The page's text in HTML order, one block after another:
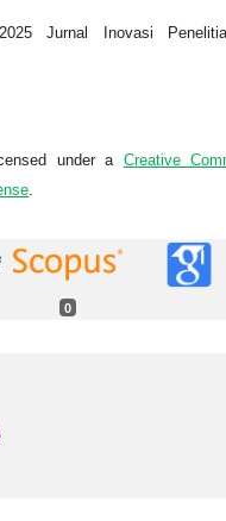
Jurnal Inovasi
under a Creative
.
0